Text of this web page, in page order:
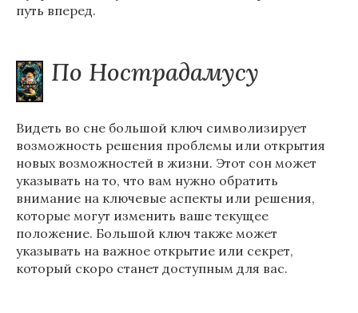
путь вперед.
По Нострадамусу
Видеть во сне большой ключ символизирует
возможность решения проблемы или открытия
новых возможностей в жизни. Этот сон может
указывать на то, что вам нужно обратить
внимание на ключевые аспекты или решения,
которые могут изменить ваше текущее
положение. Большой ключ также может
указывать на важное открытие или секрет,
который скоро станет доступным для вас.